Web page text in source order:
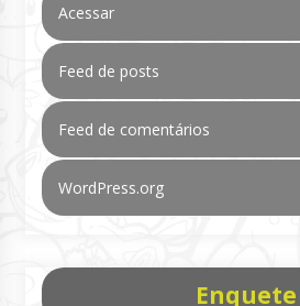
Acessar
Feed de posts
Feed de comentários
WordPress.org
Enquete